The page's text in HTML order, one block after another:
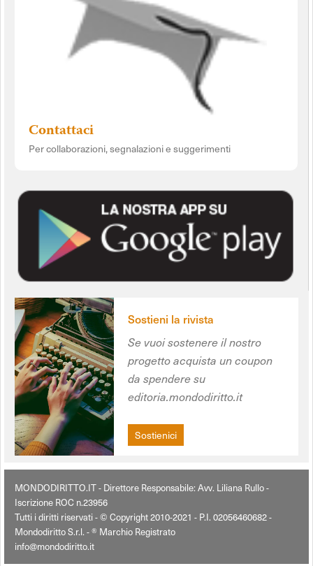
Contattaci
Per collaborazioni, segnalazioni e suggerimenti
Sostieni la rivista
Se vuoi sostenere il nostro
progetto acquista un coupon
da spendere su
editoria.mondodiritto.it
Sostienici
MONDODIRITTO.IT - Direttore Responsabile: Avv. Liliana Rullo -
Iscrizione ROC n.23956
Tutti i diritti riservati - © Copyright 2010-2021 - P.I. 02056460682 -
Mondodiritto S.r.l. - ® Marchio Registrato
info@mondodiritto.it